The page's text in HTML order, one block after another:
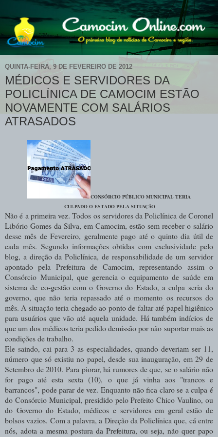
QUINTA-FEIRA, 9 DE FEVEREIRO DE 2012
MÉDICOS E SERVIDORES DA
POLICLÍNICA DE CAMOCIM ESTÃO
NOVAMENTE COM SALÁRIOS
ATRASADOS
CONSÓRCIO PÚBLICO MUNICIPAL TERIA
CULPADO O ESTADO PELA SITUAÇÃO
Não é a primeira vez. Todos os servidores da Policlínica de Coronel
Libório Gomes da Silva, em Camocim, estão sem receber o salário
desse mês de Fevereiro, geralmente pago até o quinto dia útil de
cada mês. Segundo informações obtidas com exclusividade pelo
blog, a direção da Policlínica, de responsabilidade de um servidor
apontado pela Prefeitura de Camocim, representando assim o
Consórcio Municipal, que gerencia o equipamento de saúde em
sistema de co-gestão com o Governo do Estado, a culpa seria do
governo, que não teria repassado até o momento os recursos do
mês. A situação teria chegado ao ponto de faltar até papel higiênico
para usuários que vão até aquela unidade. Há também indícios de
que um dos médicos teria pedido demissão por não suportar mais as
condições de trabalho.
Ele saindo, cai para 3 as especialidades, quando deveriam ser 11,
número que só existiu no papel, desde sua inauguração, em 29 de
Setembro de 2010. Para piorar, há rumores de que, se o salário não
for pago até esta sexta (10), o que já vinha aos "trancos e
barrancos", pode parar de vez. Enquanto não fica claro se a culpa é
do Consórcio Municipal, presidido pelo Prefeito Chico Vaulino, ou
do Governo do Estado, médicos e servidores em geral estão de
bolsos vazios. Com a palavra, a Direção da Policlínica que, cá entre
nós, adota a mesma postura da Prefeitura, ou seja, não quer papo